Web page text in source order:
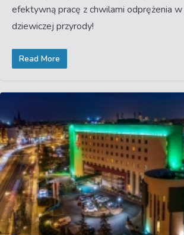
efektywną pracę z chwilami odprężenia
dziewiczej przyrody!
Read More